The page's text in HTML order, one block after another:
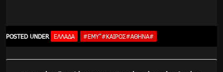
POSTED UNDER ΕΛΛΆΔΑ #EMY"#ΚΑΙΡΟΣ#ΑΘΗΝΑ#